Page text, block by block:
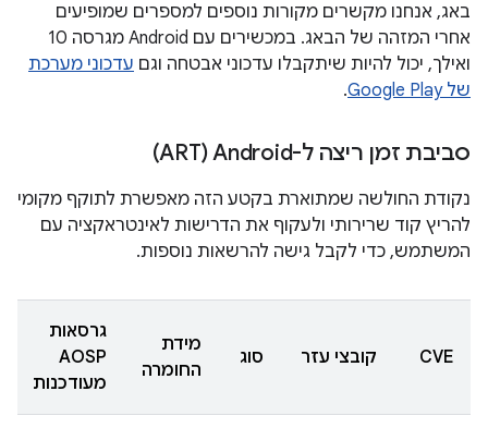
באג, אנחנו מקשרים מקורות נוספים למספרים שמופיעים
אחרי המזהה של הבאג. במכשירים עם Android מגרסה 10
ואילך, יכול להיות שיתקבלו עדכוני אבטחה וגם עדכוני מערכת
של Google Play
.
סביבת זמן ריצה ל-Android‏ (ART)
נקודת החולשה שמתוארת בקטע הזה מאפשרת לתוקף מקומי
להריץ קוד שרירותי ולעקוף את הדרישות לאינטראקציה עם
המשתמש, כדי לקבל גישה להרשאות נוספות.
CVE קובצי עזר סוג
מידת
החומרה
גרסאות
AOSP
מעודכנות